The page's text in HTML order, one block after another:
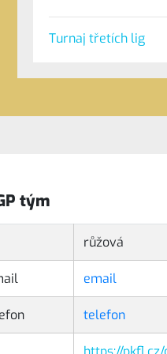
Turnaj třetích lig
tým
růžová
email
telefon